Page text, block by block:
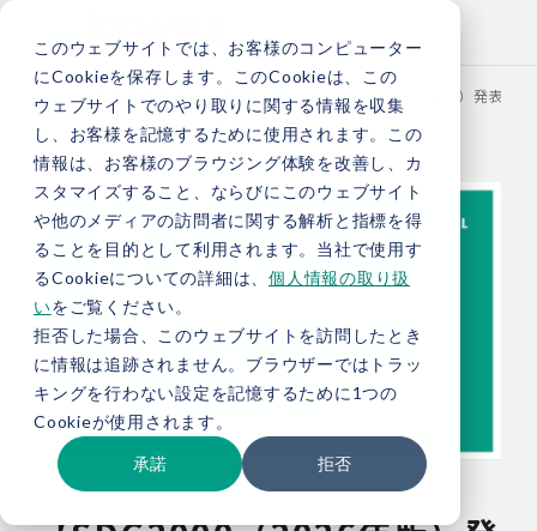
このウェブサイトでは、お客様のコンピューター
にCookieを保存します。このCookieは、この
ウェブサイトでのやり取りに関する情報を収集
し、お客様を記憶するために使用されます。この
情報は、お客様のブラウジング体験を改善し、カ
スタマイズすること、ならびにこのウェブサイト
や他のメディアの訪問者に関する解析と指標を得
ることを目的として利用されます。当社で使用す
るCookieについての詳細は、 個人情報の取り扱
いをご覧ください。
拒否した場合、このウェブサイトを訪問したとき
に情報は追跡されません。ブラウザーではトラッ
キングを行わない設定を記憶するために1つの
Cookieが使用されます。
承諾 拒否
TOP お役立ち情報 ブログ 【SDG2000（2026年版）発表】